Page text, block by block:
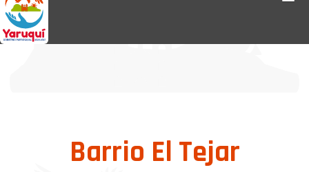
Barrio El Tejar